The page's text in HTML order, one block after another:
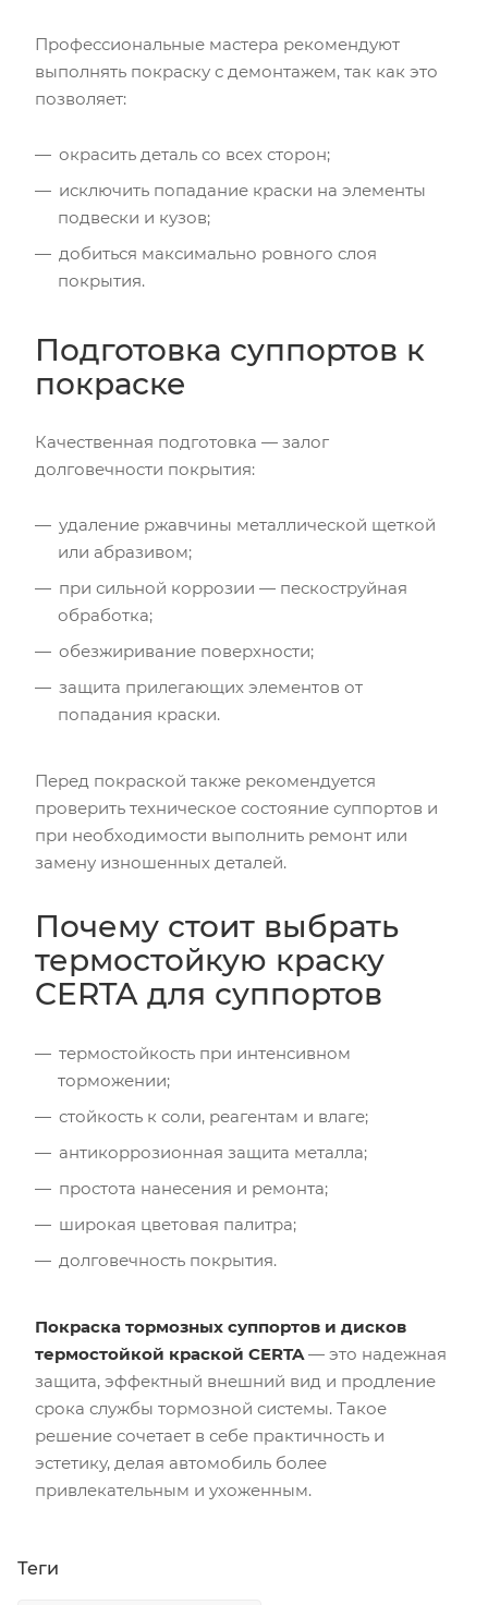
Профессиональные мастера рекомендуют
выполнять покраску с демонтажем, так как это
позволяет:
окрасить деталь со всех сторон;
исключить попадание краски на элементы
подвески и кузов;
добиться максимально ровного слоя
покрытия.
Подготовка суппортов к
покраске
Качественная подготовка — залог
долговечности покрытия:
удаление ржавчины металлической щеткой
или абразивом;
при сильной коррозии — пескоструйная
обработка;
обезжиривание поверхности;
защита прилегающих элементов от
попадания краски.
Перед покраской также рекомендуется
проверить техническое состояние суппортов и
при необходимости выполнить ремонт или
замену изношенных деталей.
Почему стоит выбрать
термостойкую краску
CERTA для суппортов
термостойкость при интенсивном
торможении;
стойкость к соли, реагентам и влаге;
антикоррозионная защита металла;
простота нанесения и ремонта;
широкая цветовая палитра;
долговечность покрытия.
Покраска тормозных суппортов и дисков
термостойкой краской CERTA— это надежная
защита, эффектный внешний вид и продление
срока службы тормозной системы. Такое
решение сочетает в себе практичность и
эстетику, делая автомобиль более
привлекательным и ухоженным.
Теги